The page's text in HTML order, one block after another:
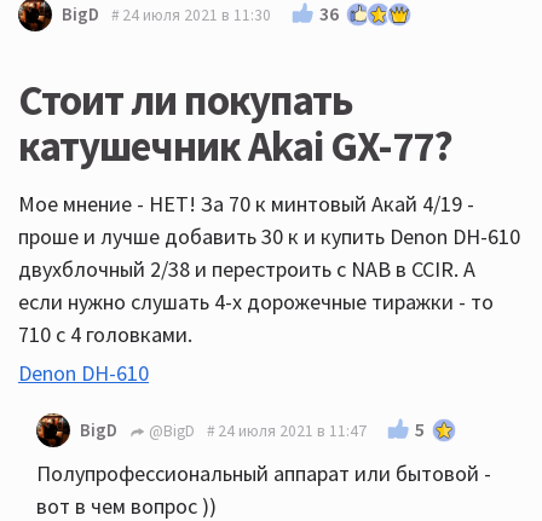
BigD 24 июля 2021 в 11:30 36
Стоит ли покупать
катушечник Akai GX-77?
Мое мнение - НЕТ! За 70 к минтовый Акай 4/19 -
проше и лучше добавить 30 к и купить Denon DH-610
двухблочный 2/38 и перестроить с NAB в CCIR. А
если нужно слушать 4-х дорожечные тиражки - то
710 с 4 головками.
Denon DH-610
BigD @BigD 24 июля 2021 в 11:47 5
Полупрофессиональный аппарат или бытовой -
вот в чем вопрос ))